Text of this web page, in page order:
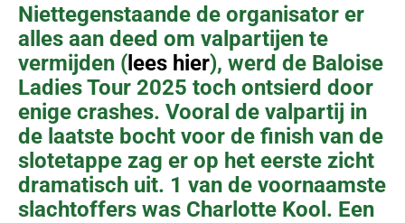
Niettegenstaande de organisator er
alles aan deed om valpartijen te
vermijden (lees hier), werd de Baloise
Ladies Tour 2025 toch ontsierd door
enige crashes. Vooral de valpartij in
de laatste bocht voor de finish van de
slotetappe zag er op het eerste zicht
dramatisch uit. 1 van de voornaamste
slachtoffers was Charlotte Kool. Een